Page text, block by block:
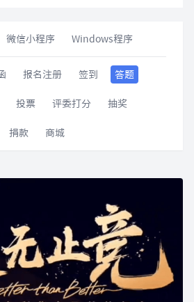
微信小程序 Windows程序
报名注册 签到 答题
投票 评委打分 抽奖
捐款 商城